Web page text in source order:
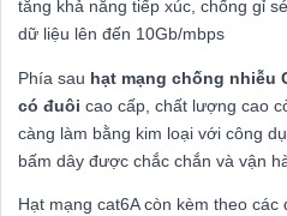
tăng khả năng tiếp xúc, chống gỉ
dữ liệu lên đến 10Gb/mbps
Phía sau hạt mạng chống nhiễu
có đuôi cao cấp, chất lượng cao
càng làm bằng kim loại với công
bấm dây được chắc chắn và vận
Hạt mạng cat6A còn kèm theo